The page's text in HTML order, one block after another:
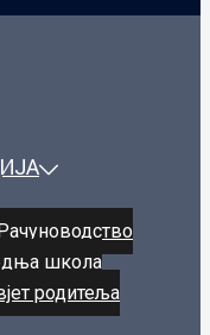
школа
родитеља